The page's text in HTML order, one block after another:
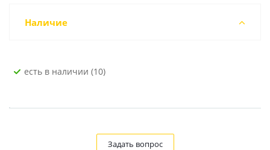
Наличие
Есть в наличии (10)
Задать вопрос